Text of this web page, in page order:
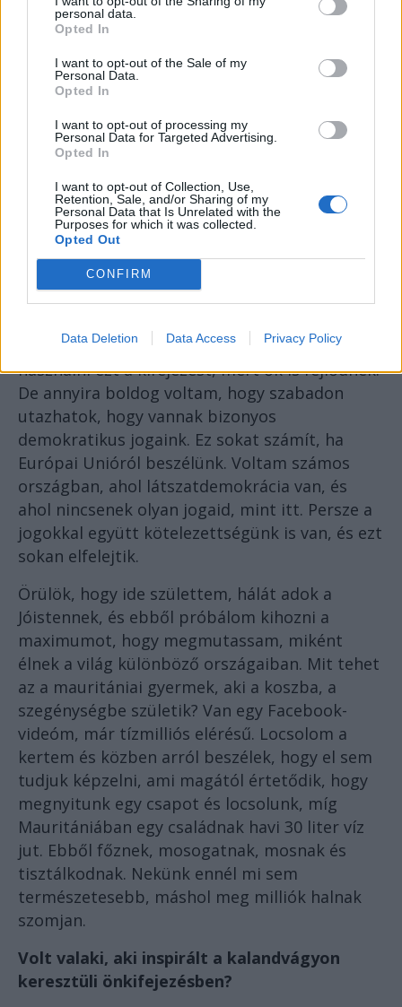
personal data.
Opted In
I want to opt-out of the Sale of my
Personal Data.
Opted In
I want to opt-out of processing my
Personal Data for Targeted Advertising.
Opted In
I want to opt-out of Collection, Use,
Retention, Sale, and/or Sharing of my
Personal Data that Is Unrelated with the
Purposes for which it was collected.
Opted Out
CONFIRM
Data Deletion Data Access Privacy Policy
komfortosan, meg aztán szebb is az erdélyi
rész. Nyolc évig minden egyes karácsonyt és
kibéreltünk egy faházat a barátaimmal. Sajnos
ezt a rendszert kinyírta a koronavírus, több
ismerősöm meg is halt a betegségben,
úgyhogy már nem nem aktuális, de nagyon
emberek vannak, én ott érzem jól magam.
Nem érzem magam patriótának. Most itt
lakom, de nem mondom azt neked, hogy öt és
múlva nem fogok Spanyolországban lakni.
Azt, hogy európai vagyok, büszkén vállalom.
világbeli országban is, bár nem szeretem
használni ezt a kifejezést, mert ők is fejlődnek.
De annyira boldog voltam, hogy szabadon
utazhatok, hogy vannak bizonyos
demokratikus jogaink. Ez sokat számít, ha
Európai Unióról beszélünk. Voltam számos
országban, ahol látszatdemokrácia van, és
ahol nincsenek olyan jogaid, mint itt. Persze a
jogokkal együtt kötelezettségünk is van, és ezt
sokan elfelejtik.
Örülök, hogy ide születtem, hálát adok a
Jóistennek, és ebből próbálom kihozni a
maximumot, hogy megmutassam, miként
élnek a világ különböző országaiban. Mit tehet
az a mauritániai gyermek, aki a koszba, a
szegénységbe születik? Van egy Facebook-
videóm, már tízmilliós elérésű. Locsolom a
kertem és közben arról beszélek, hogy el sem
tudjuk képzelni, ami magától értetődik, hogy
megnyitunk egy csapot és locsolunk, míg
Mauritániában egy családnak havi 30 liter víz
jut. Ebből főznek, mosogatnak, mosnak és
tisztálkodnak. Nekünk ennél mi sem
természetesebb, máshol meg milliók halnak
szomjan.
Volt valaki, aki inspirált a kalandvágyon
keresztüli önkifejezésben?